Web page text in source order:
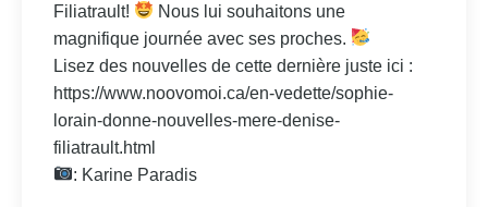
Filiatrault!
Nous lui souhaitons une
magnifique journée avec ses proches.
Lisez des nouvelles de cette dernière juste ici :
https://www.noovomoi.ca/en-vedette/sophie-
lorain-donne-nouvelles-mere-denise-
filiatrault.html
: Karine Paradis